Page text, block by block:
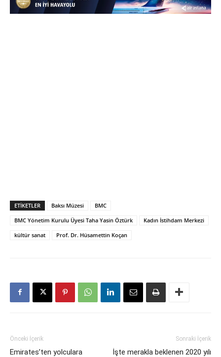
ETIKETLER Baksı Müzesi
BMC
BMC Yönetim Kurulu Üyesi Taha Yasin Öztürk
Kadın İstihdam Merkezi
kültür sanat
Prof. Dr. Hüsamettin Koçan
Önceki İçerik
Emirates’ten yolculara
Sonraki İçerik
İşte merakla beklenen 2020 yılı